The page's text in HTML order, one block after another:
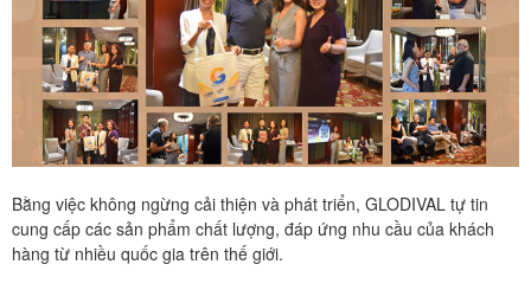
Bằng việc không ngừng cải thiện và phát triển, GLODIVAL tự tin
cung cấp các sản phẩm chất lượng, đáp ứng nhu cầu của khách
hàng từ nhiều quốc gia trên thế giới.